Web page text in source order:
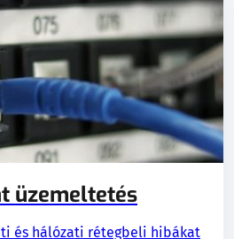
üzemeltetés
és hálózati rétegbeli hibákat